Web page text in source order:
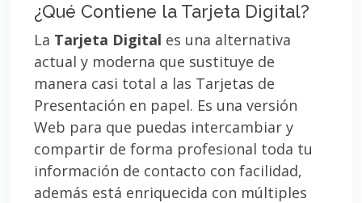
¿Qué Contiene la Tarjeta Digital?
La Tarjeta Digital es una alternativa
actual y moderna que sustituye de
manera casi total a las Tarjetas de
Presentación en papel. Es una versión
Web para que puedas intercambiar y
compartir de forma profesional toda tu
información de contacto con facilidad,
además está enriquecida con múltiples